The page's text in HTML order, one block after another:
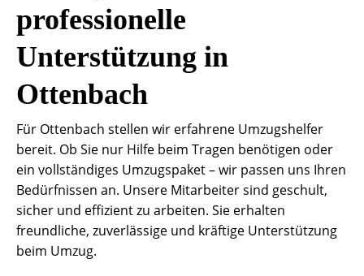
professionelle
Unterstützung in
Ottenbach
Für Ottenbach stellen wir erfahrene Umzugshelfer
bereit. Ob Sie nur Hilfe beim Tragen benötigen oder
ein vollständiges Umzugspaket – wir passen uns Ihren
Bedürfnissen an. Unsere Mitarbeiter sind geschult,
sicher und effizient zu arbeiten. Sie erhalten
freundliche, zuverlässige und kräftige Unterstützung
beim Umzug.